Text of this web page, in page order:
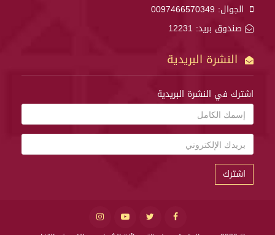
الجوال: 0097466570349
صندوق بريد: 12231
النشرة البريدية
اشترك في النشرة البريدية
اشترك